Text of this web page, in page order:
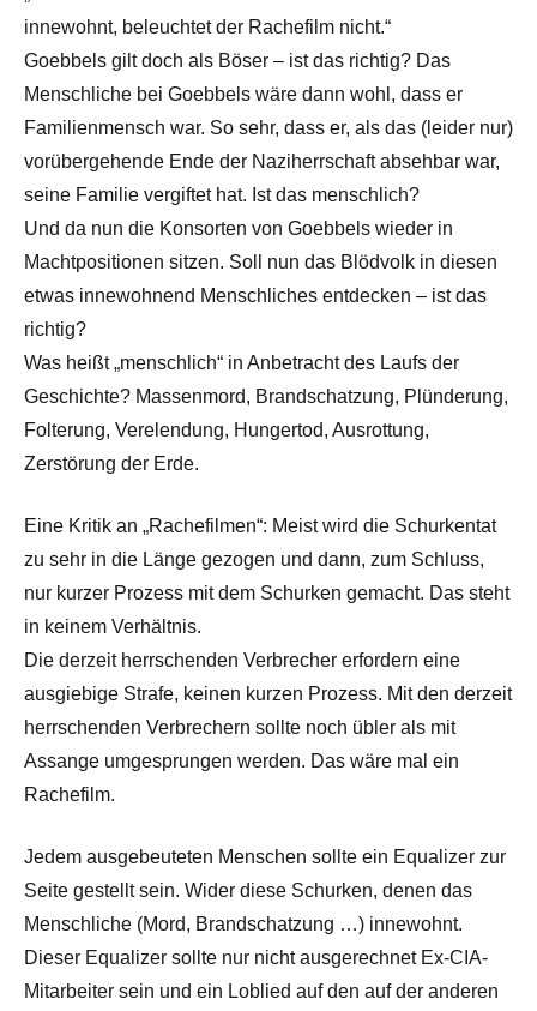
innewohnt, beleuchtet der Rachefilm nicht.“
Goebbels gilt doch als Böser – ist das richtig? Das
Menschliche bei Goebbels wäre dann wohl, dass er
Familienmensch war. So sehr, dass er, als das (leider nur)
vorübergehende Ende der Naziherrschaft absehbar war,
seine Familie vergiftet hat. Ist das menschlich?
Und da nun die Konsorten von Goebbels wieder in
Machtpositionen sitzen. Soll nun das Blödvolk in diesen
etwas innewohnend Menschliches entdecken – ist das
richtig?
Was heißt „menschlich“ in Anbetracht des Laufs der
Geschichte? Massenmord, Brandschatzung, Plünderung,
Folterung, Verelendung, Hungertod, Ausrottung,
Zerstörung der Erde.
Eine Kritik an „Rachefilmen“: Meist wird die Schurkentat
zu sehr in die Länge gezogen und dann, zum Schluss,
nur kurzer Prozess mit dem Schurken gemacht. Das steht
in keinem Verhältnis.
Die derzeit herrschenden Verbrecher erfordern eine
ausgiebige Strafe, keinen kurzen Prozess. Mit den derzeit
herrschenden Verbrechern sollte noch übler als mit
Assange umgesprungen werden. Das wäre mal ein
Rachefilm.
Jedem ausgebeuteten Menschen sollte ein Equalizer zur
Seite gestellt sein. Wider diese Schurken, denen das
Menschliche (Mord, Brandschatzung …) innewohnt.
Dieser Equalizer sollte nur nicht ausgerechnet Ex-CIA-
Mitarbeiter sein und ein Loblied auf den auf der anderen